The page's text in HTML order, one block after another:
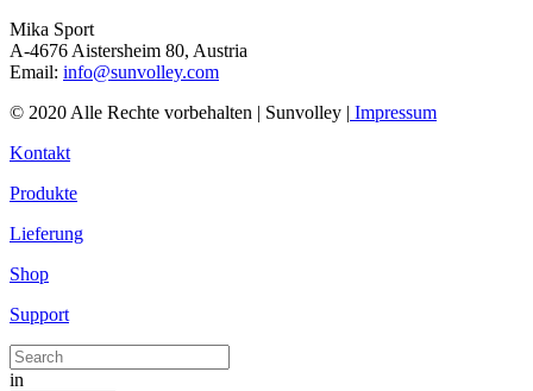
Mika Sport
A-4676 Aistersheim 80, Austria
Email: info@sunvolley.com
© 2020 Alle Rechte vorbehalten | Sunvolley | Impressum
Kontakt
Produkte
Lieferung
Shop
Support
in